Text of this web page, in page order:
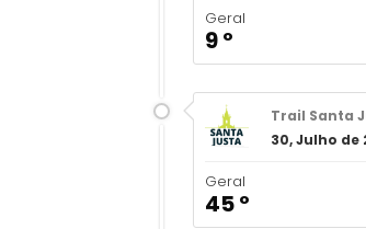
Geral
9 º
Trail Santa
30, Julho de
Geral
45 º